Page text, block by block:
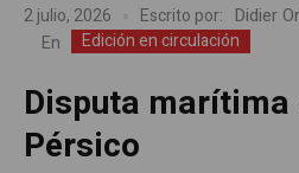
2 julio, 2026 Escrito por: Didier
En Edición en circulación
Disputa marítima
Pérsico